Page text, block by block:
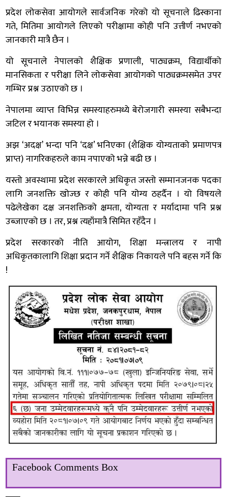
प्रदेश लोकसेवा आयोगले सार्वजनिक गरेको यो सूचनाले ढिस्काना
गते, मितिमा आयोगले लिएको परीक्षामा कोही पनि उत्तीर्ण नभएको
जानकारी मात्रै छैन ।
यो सूचनाले नेपालको शैक्षिक प्रणाली, पाठ्यक्रम, विद्यार्थीको
मानसिकता र परीक्षा लिने लोकसेवा आयोगको पाठ्यक्रमसमेत उपर
गम्भिर प्रश्न उठाएको छ ।
नेपालमा व्याप्त विभिन्न समस्याहरुमध्ये बेरोजगारी समस्या सबैभन्दा
जटिल र भयानक समस्या हो ।
अझ ‘अदक्ष’ भन्दा पनि ‘दक्ष’ भनिएका (शैक्षिक योग्यताको प्रमाणपत्र
प्राप्त) नागरिकहरुले काम नपाएको भन्ने बढी छ ।
यस्तो अवस्थामा प्रदेश सरकारले अधिकृत जस्तो सम्मानजनक पदका
लागि जनशक्ति खोज्छ र कोही पनि योग्य ठहर्दैन । यो विषयले
पढेलेखेका दक्ष जनशक्तिको क्षमता, योग्यता र मर्यादामा पनि प्रश्न
उब्जाएको छ । तर, प्रश्न त्यहाँमात्रै सिमित रहँदैन ।
प्रदेश सरकारको नीति आयोग, शिक्षा मन्त्रालय र नापी
अधिकृतकालागि शिक्षा प्रदान गर्ने शैक्षिक निकायले पनि बहस गर्ने कि
!
Facebook Comments Box